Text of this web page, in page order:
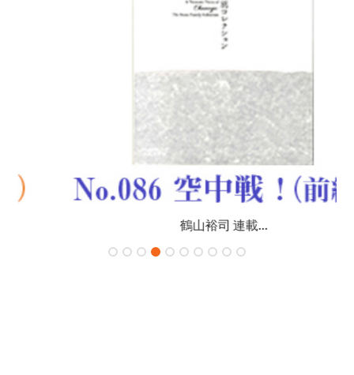
鶴山裕司 連載...